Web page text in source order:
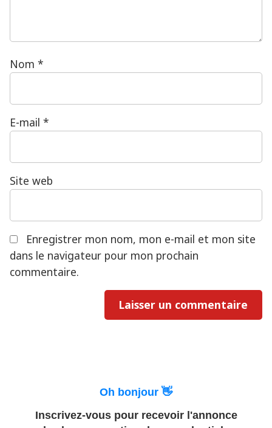
Nom *
E-mail *
Site web
Enregistrer mon nom, mon e-mail et mon site
dans le navigateur pour mon prochain
commentaire.
Oh bonjour 👋
Inscrivez-vous pour recevoir l'annonce